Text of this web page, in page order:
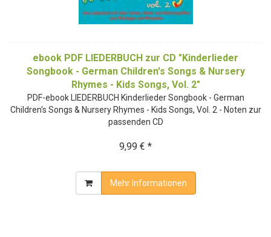
ebook PDF LIEDERBUCH zur CD "Kinderlieder
Songbook - German Children's Songs & Nursery
Rhymes - Kids Songs, Vol. 2"
PDF-ebook LIEDERBUCH Kinderlieder Songbook - German
Children's Songs & Nursery Rhymes - Kids Songs, Vol. 2 - Noten zur
passenden CD
9,99 € *
Mehr Informationen